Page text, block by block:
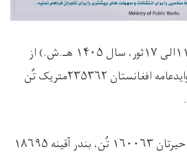
۱۱الی ۱۷ثور، سال ۱۴۰۵ هـ.ش.) از
افغانستان ۲۳۵۳۶۲متریک تُن
.
۱۶۰۰۶۳ تُن، بندر آقینه ۱۸۶۹۵